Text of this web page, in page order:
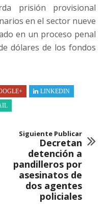
prisión provisional
en el sector nueve
en un proceso penal
dólares de los fondos
LINKEDIN
Siguiente Publicar
Decretan
detención a
pandilleros por
asesinatos de
dos agentes
policiales